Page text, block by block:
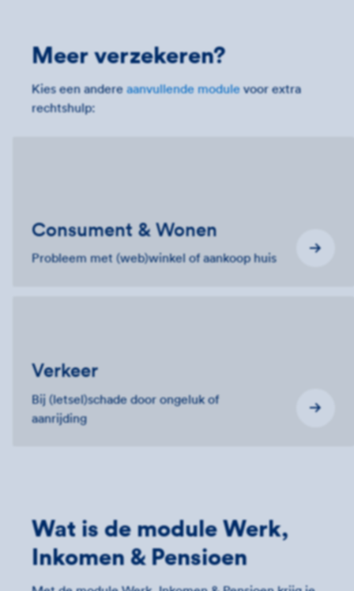
Meer verzekeren?
Kies een andereaanvullende modulevoor extra
rechtshulp:
Consument & Wonen
Probleem met (web)winkel of aankoop huis
Verkeer
Bij (letsel)schade door ongeluk of
aanrijding
Wat is de module Werk,
Inkomen & Pensioen